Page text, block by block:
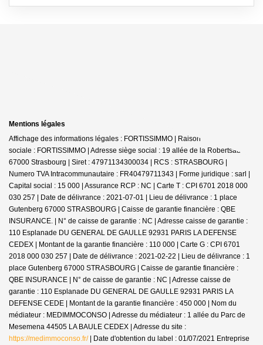
Mentions légales
Affichage des informations légales : FORTISSIMMO | Raison
sociale : FORTISSIMMO | Adresse siège social : 19 allée de la Robertsau -
67000 Strasbourg | Siret : 47971134300034 | RCS : STRASBOURG |
Numero TVA Intracommunautaire : FR40479711343 | Forme juridique : sarl |
Capital social : 15 000 | Assurance RCP : NC | Carte T : CPI 6701 2018 000
030 257 | Date de délivrance : 2021-07-01 | Lieu de délivrance : 1 place
Gutenberg 67000 STRASBOURG | Caisse de garantie financière : QBE
INSURANCE. | N° de caisse de garantie : NC | Adresse caisse de garantie :
110 Esplanade DU GENERAL DE GAULLE 92931 PARIS LA DEFENSE
CEDEX | Montant de la garantie financière : 110 000 | Carte G : CPI 6701
2018 000 030 257 | Date de délivrance : 2021-02-22 | Lieu de délivrance : 1
place Gutenberg 67000 STRASBOURG | Caisse de garantie financière :
QBE INSURANCE | N° de caisse de garantie : NC | Adresse caisse de
garantie : 110 Esplanade DU GENERAL DE GAULLE 92931 PARIS LA
DEFENSE CEDE | Montant de la garantie financière : 450 000 | Nom du
médiateur : MEDIMMOCONSO | Adresse du médiateur : 1 allée du Parc de
Mesemena 44505 LA BAULE CEDEX | Adresse du site :
https://medimmoconso.fr/| Date d'obtention du label : 01/07/2021 Entreprise